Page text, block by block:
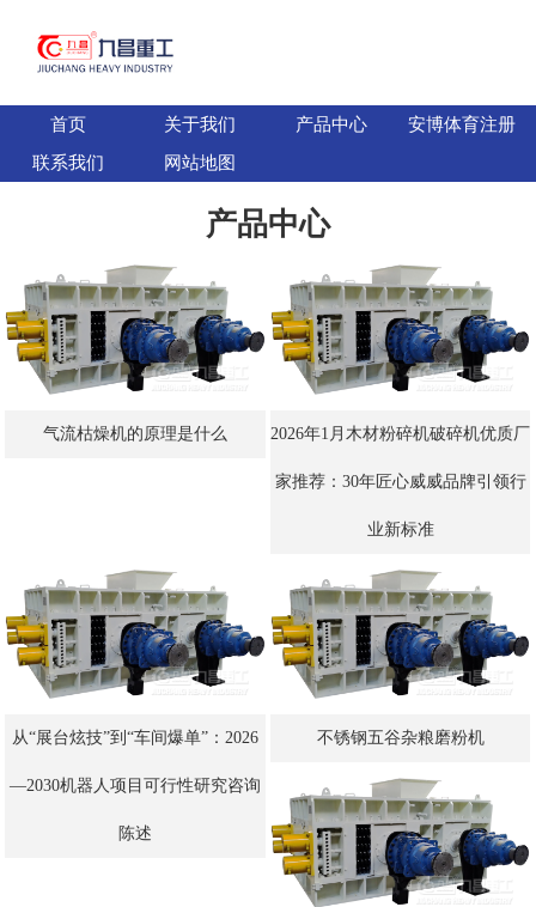
首页 关于我们 产品中心
安博体育注册
联系我们
网站地图
产品中心
气流枯燥机的原理是什么 2026年1月木材粉碎机破碎机优质厂
家推荐：30年匠心威威品牌引领行
业新标准
从“展台炫技”到“车间爆单”：2026
—2030机器人项目可行性研究咨询
陈述
不锈钢五谷杂粮磨粉机